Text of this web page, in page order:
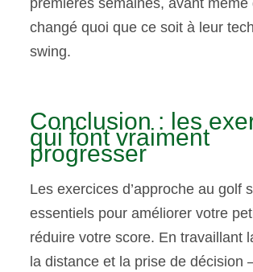
changé quoi que ce soit à leur
swing.
Conclusion : les
qui font vraiment
progresser
Les exercices d’approche au golf
essentiels pour améliorer votre
réduire votre score. En travaillant
la distance et la prise de décision